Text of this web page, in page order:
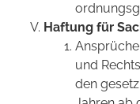
Haftung für
und
den